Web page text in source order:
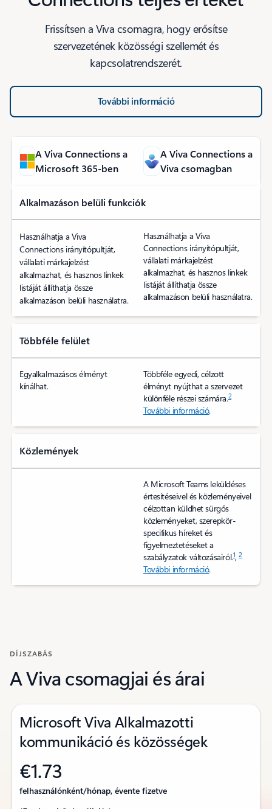
Frissítsen a Viva csomagra, hogy erősítse
szervezetének közösségi szellemét és
kapcsolatrendszerét.
További információ
A Microsoft 365-ben elérhető Viva Connections és a teljes Viva
A Viva Connections a
Microsoft 365-ben
A Viva Connections a
Viva csomagban
Alkalmazáson belüli funkciók
Használhatja a Viva
Connections irányítópultját,
vállalati márkajelzést
alkalmazhat, és hasznos linkek
listáját állíthatja össze
alkalmazáson belüli használatra.
Használhatja a Viva
Connections irányítópultját,
vállalati márkajelzést
alkalmazhat, és hasznos linkek
listáját állíthatja össze
alkalmazáson belüli használatra.
Többféle felület
Egyalkalmazásos élményt
kínálhat.
Többféle egyedi, célzott
élményt nyújthat a szervezet
különféle részei számára.2
További információ.
Közlemények
A Microsoft Teams leküldéses
értesítéseivel és közleményeivel
célzottan küldhet sürgős
közleményeket, szerepkör-
specifikus híreket és
figyelmeztetéseket a
szabályzatok változásairól.1,2
További információ.
DÍJSZABÁS
A Viva csomagjai és árai
Microsoft Viva Alkalmazotti
kommunikáció és közösségek
€1.73
felhasználónként/hónap, évente fizetve